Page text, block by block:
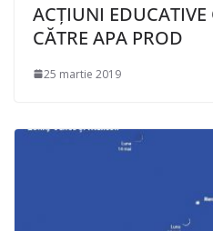
ACȚIUNI
CĂTRE APA PROD
25 martie 2019